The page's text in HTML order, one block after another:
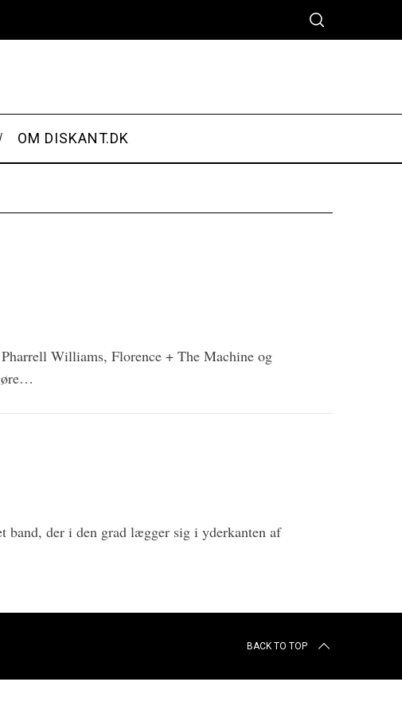
OM DISKANT.DK
Williams, Florence + The Machine og
band, der i den grad lægger sig i yderkanten af
BACK TO TOP